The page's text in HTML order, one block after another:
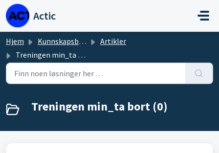
Gå til hovedinnhold
Actic
Hjem Kunnskapsbase
Artikler
Treningen min_ta bort
Treningen min_ta bort (0)